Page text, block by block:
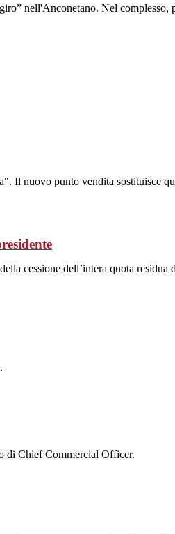
nell'Anconetano. Nel complesso,
Il nuovo punto vendita sostituisce
cessione dell’intera quota
di Chief Commercial Officer.